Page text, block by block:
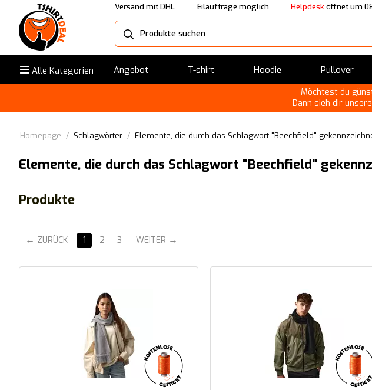
Versand mit DHL Eilaufträge möglich Helpdesköffnet um
Alle Kategorien Angebot T-shirt Hoodie Pullover
Möchtest du
Dann sieh dir unsere
Homepage / Schlagwörter / Elemente, die durch das Schlagwort "Beechfield"
Elemente, die durch das Schlagwort "Beechfield"
Produkte
ZURÜCK 1 2 3 WEITER